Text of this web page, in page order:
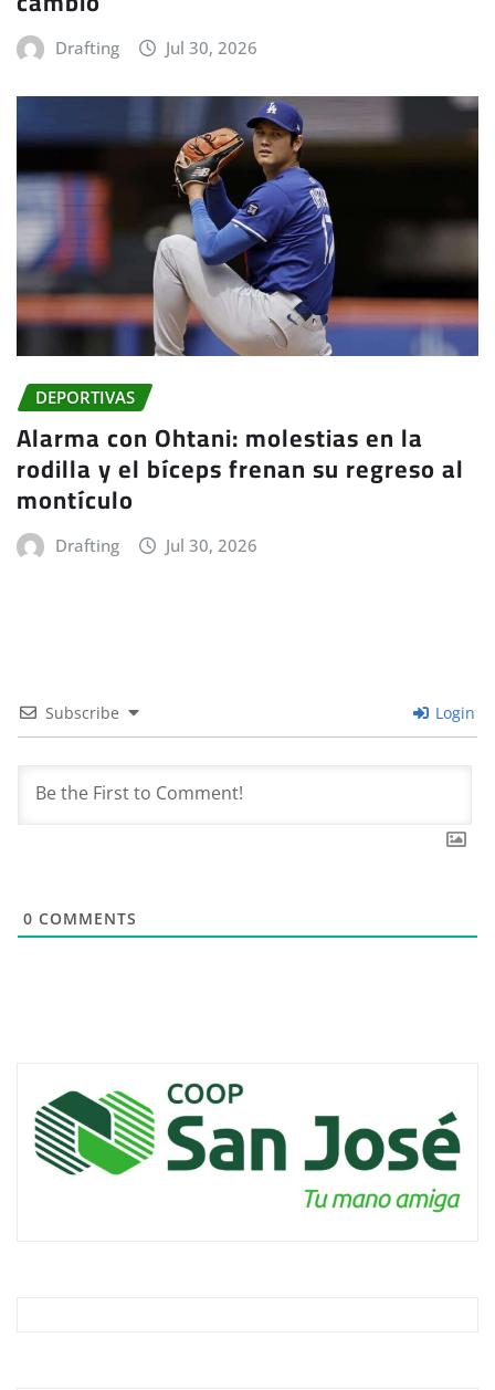
Drafting Jul 30, 2026
DEPORTIVAS
Alarma con Ohtani: molestias en la
rodilla y el bíceps frenan su regreso al
montículo
Drafting Jul 30, 2026
Subscribe Login
0 COMMENTS